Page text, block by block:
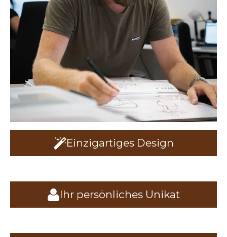
Einzigartiges Design
Ihr persönliches Unikat